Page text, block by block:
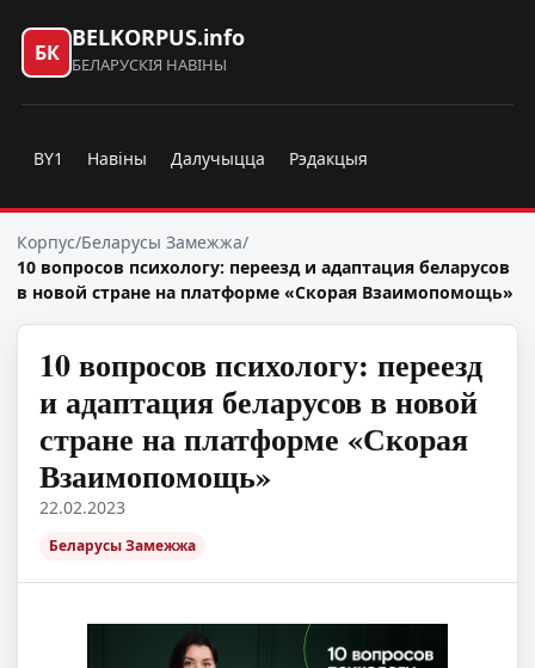
БК
BELKORPUS.info
БЕЛАРУСКІЯ НАВІНЫ
BY1 Навіны Далучыцца Рэдакцыя
Корпус/Беларусы Замежжа/
10 вопросов психологу: переезд и адаптация беларусов
в новой стране на платформе «Скорая Взаимопомощь»
10 вопросов психологу: переезд
и адаптация беларусов в новой
стране на платформе «Скорая
Взаимопомощь»
22.02.2023
Беларусы Замежжа